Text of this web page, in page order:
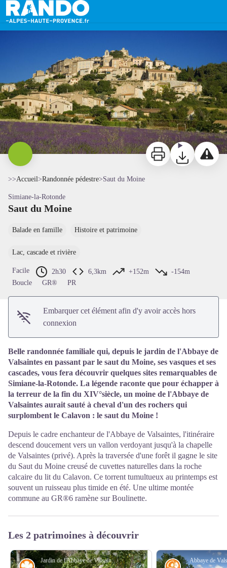
Saut du Moine
Voir l'image en plein écran
ImprimerTéléchargerSignaler
>>Accueil>Randonnée pédestre>Saut du Moine
Simiane-la-Rotonde
Saut du Moine
Balade en famille Histoire et patrimoine
Lac, cascade et rivière
Facile 2h30 6,3km +152m
-154m
Boucle
GR® PR
Embarquer cet élément afin d'y avoir accès hors
connexion
Belle randonnée familiale qui, depuis le jardin de l'Abbaye de
Valsaintes en passant par le saut du Moine, ses vasques et ses
cascades, vous fera découvrir quelques sites remarquables de
Simiane-la-Rotonde. La légende raconte que pour échapper à
la terreur de la fin du XIV°siècle, un moine de l'Abbaye de
Valsaintes aurait sauté à cheval d'un des rochers qui
surplombent le Calavon : le saut du Moine !
Depuis le cadre enchanteur de l'Abbaye de Valsaintes, l'itinéraire
descend doucement vers un vallon verdoyant jusqu'à la chapelle
de Valsaintes (privé). Après la traversée d'une forêt il gagne le site
du Saut du Moine creusé de cuvettes naturelles dans la roche
calcaire du lit du Calavon. Ce torrent tumultueux au printemps est
souvent un ruisseau plus timide en été. Une ultime montée
commune au GR®6 ramène sur Boulinette.
Les 2 patrimoines à découvrir
Jardin de l'Abbaye de Valsaintes - AD04 Abbaye de